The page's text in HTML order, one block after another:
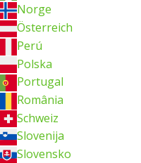
Norge
Österreich
Perú
Polska
Portugal
România
Schweiz
Slovenija
Slovensko